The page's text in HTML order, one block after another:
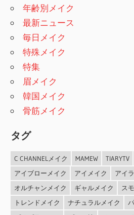
年齢別メイク
最新ニュース
毎日メイク
特殊メイク
特集
眉メイク
韓国メイク
骨筋メイク
タグ
C CHANNELメイク MAMEW TIARYTV
アイブローメイク
アイメイク アイ
オルチャンメイク
ギャルメイク ス
トレンドメイク
ナチュラルメイク